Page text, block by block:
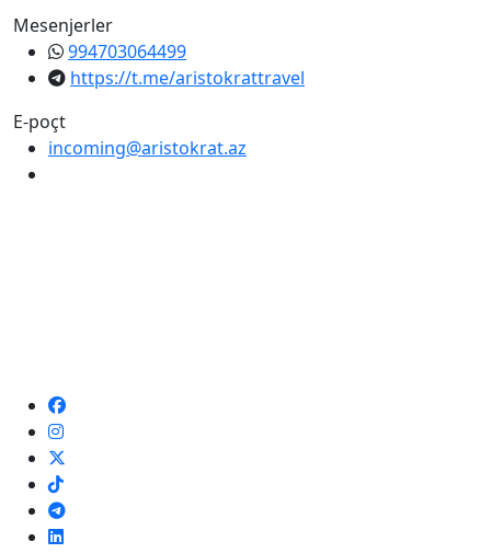
Mesenjerler
994703064499
https://t.me/aristokrattravel
E-poçt
incoming@aristokrat.az